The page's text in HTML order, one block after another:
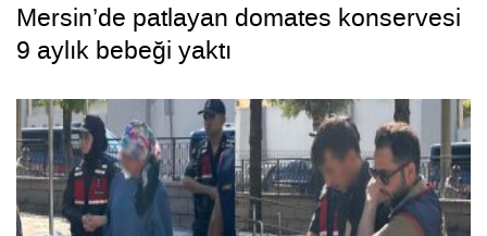
Mersin’de patlayan domates konservesi
9 aylık bebeği yaktı